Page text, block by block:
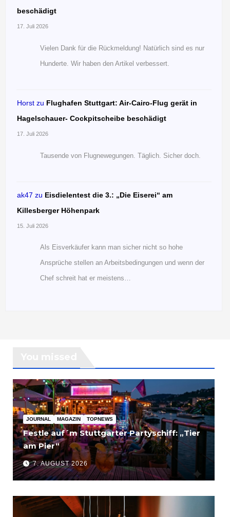
beschädigt
17. Juli 2026
Vielen Dank für die Rückmeldung! Natürlich sind es nur
Hunderte. Wir haben den Artikel verbessert.
Horst zu Flughafen Stuttgart: Air-Cairo-Flug gerät in
Hagelschauer- Cockpitscheibe beschädigt
17. Juli 2026
Tausende von Flugnewegungen. Täglich. Sicher doch.
ak47 zu Eisdielentest die 3.: „Die Eiserei“ am
Killesberger Höhenpark
15. Juli 2026
Als Eisverkäufer kann man sicher nicht so hohe
Ansprüche stellen an Arbeitsbedingungen und wenn der
Chef schreit hat er meistens…
JOURNAL MAGAZIN TOPNEWS
Festle auf´m Stuttgarter Partyschiff: „Tier
am Pier“
7. AUGUST 2026